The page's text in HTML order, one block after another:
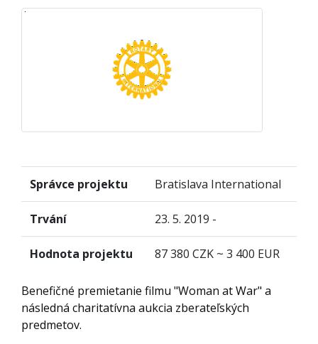
Správce projektu Bratislava International
Trvání 23. 5. 2019 -
Hodnota projektu 87 380 CZK ~ 3 400 EUR
Benefičné premietanie filmu "Woman at War" a
následná charitatívna aukcia zberateľských
predmetov.